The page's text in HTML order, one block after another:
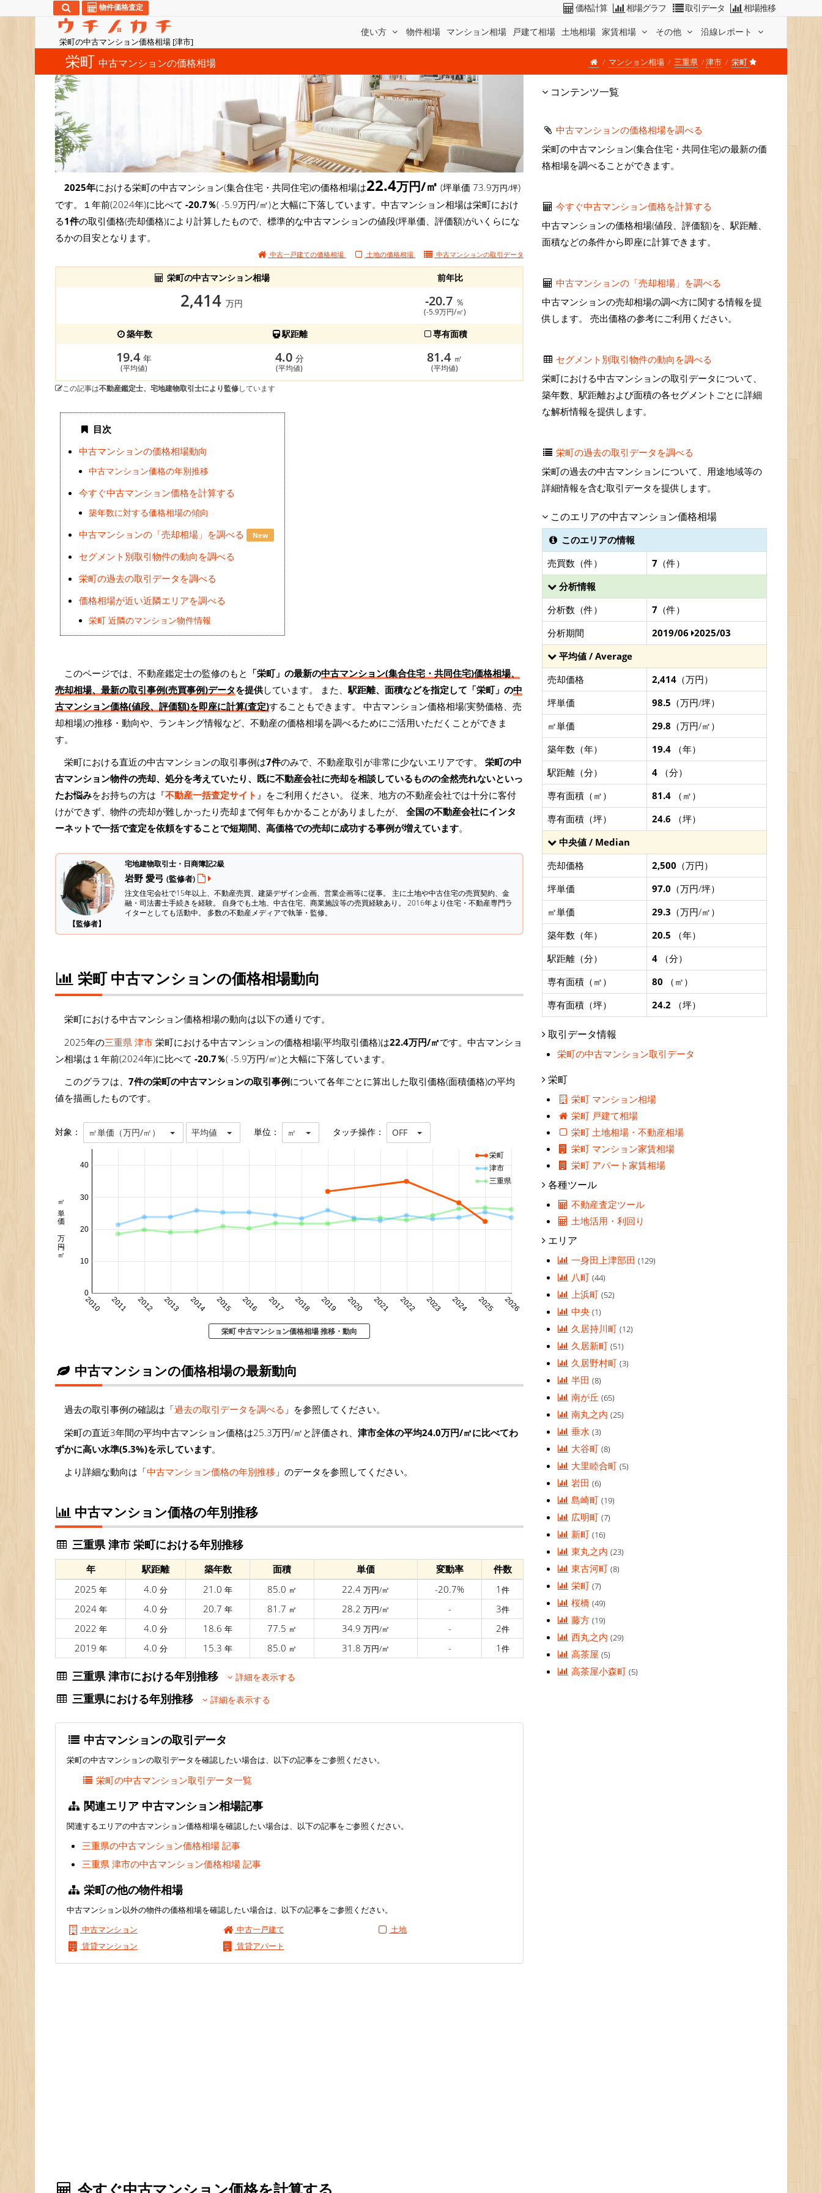
栄町の中古マンション価格相場 [津市]
使い方 物件相場 マンション相場 戸建て相場 土地相場 家賃相場 その他 沿線レポート
物件価格査定 価格計算 相場グラフ 取引データ 相場推移
栄町 中古マンションの価格相場 マンション相場 三重県 津市 栄町
2025年における栄町の中古マンション(集合住宅・共同住宅)の価格相場は22.4万円/㎡ (坪単価 73.9万円/坪)
です。１年前(2024年)に比べて -20.7％( -5.9万円/㎡)と大幅に下落しています。中古マンション相場は栄町におけ
る1件の取引価格(売却価格)により計算したもので、標準的な中古マンションの値段(坪単価、評価額)がいくらにな
るかの目安となります。
中古一戸建ての価格相場 土地の価格相場 中古マンションの取引データ
栄町の中古マンション相場 前年比
2,414 万円 -20.7 ％
(-5.9万円/㎡)
築年数 駅距離 専有面積
19.4 年
(平均値)
4.0 分
(平均値)
81.4 ㎡
(平均値)
この記事は不動産鑑定士、宅地建物取引士により監修しています
目次
中古マンションの価格相場動向
中古マンション価格の年別推移
今すぐ中古マンション価格を計算する
築年数に対する価格相場の傾向
中古マンションの「売却相場」を調べる New
セグメント別取引物件の動向を調べる
栄町の過去の取引データを調べる
価格相場が近い近隣エリアを調べる
栄町 近隣のマンション物件情報
このページでは、不動産鑑定士の監修のもと 「栄町」の最新の中古マンション(集合住宅・共同住宅)価格相場、
売却相場、最新の取引事例(売買事例)データを提供しています。 また、 駅距離、面積などを指定して「栄町」の中
古マンション価格(値段、評価額)を即座に計算(査定)することもできます。 中古マンション価格相場(実勢価格、売
却相場)の推移・動向や、ランキング情報など、不動産の価格相場を調べるためにご活用いただくことができま
す。
栄町における直近の中古マンションの取引事例は7件のみで、不動産取引が非常に少ないエリアです。 栄町の中
古マンション物件の売却、処分を考えていたり、既に不動産会社に売却を相談しているものの全然売れないといっ
たお悩みをお持ちの方は『不動産一括査定サイト 』をご利用ください。 従来、地方の不動産会社では十分に客付
けができず、物件の売却が難しかったり売却まで何年もかかることがありましたが、 全国の不動産会社にインタ
ーネットで一括で査定を依頼をすることで短期間、高価格での売却に成功する事例が増えています。
【監修者】
宅地建物取引士・日商簿記2級
岩野 愛弓 (監修者)
注文住宅会社で15年以上、不動産売買、建築デザイン企画、営業企画等に従事。 主に土地や中古住宅の売買契約、金
融・司法書士手続きを経験。 自身でも土地、中古住宅、商業施設等の売買経験あり。 2016年より住宅・不動産専門ラ
イターとしても活動中。 多数の不動産メディアで執筆・監修。
栄町 中古マンションの価格相場動向
栄町における中古マンション価格相場の動向は以下の通りです。
2025年の三重県 津市 栄町における中古マンションの価格相場(平均取引価格)は22.4万円/㎡です。中古マンショ
ン相場は１年前(2024年)に比べて -20.7％( -5.9万円/㎡)と大幅に下落しています。
このグラフは、 7件の栄町の中古マンションの取引事例について各年ごとに算出した取引価格(面積価格)の平均
値を描画したものです。
対象： ㎡単価（万円/㎡） 平均値 単位： ㎡ タッチ操作： OFF
2010 2011 2012 2013 2014 2015 2016 2017 2018 2019 2020 2021 2022 2023 2024 2025 2026
0
10
20
30
40
㎡単価 万円/㎡
栄町
津市
三重県
栄町 中古マンション価格相場 推移・動向
中古マンションの価格相場の最新動向
過去の取引事例の確認は「過去の取引データを調べる 」を参照してください。
栄町の直近3年間の平均中古マンション価格は25.3万円/㎡と評価され、 津市全体の平均24.0万円/㎡に比べてわ
ずかに高い水準(5.3%)を示しています。
より詳細な動向は「中古マンション価格の年別推移 」のデータを参照してください。
中古マンション価格の年別推移
三重県 津市 栄町における年別推移
年 駅距離 築年数 面積 単価 変動率
件数
2025 年 4.0 分 21.0 年 85.0 ㎡ 22.4 万円/㎡ -20.7% 1 件
2024 年 4.0 分 20.7 年 81.7 ㎡ 28.2 万円/㎡ - 3件
2022 年 4.0 分 18.6 年 77.5 ㎡ 34.9 万円/㎡ - 2件
2019 年 4.0 分 15.3 年 85.0 ㎡ 31.8 万円/㎡ - 1 件
三重県 津市における年別推移 詳細を表示する
三重県における年別推移 詳細を表示する
中古マンションの取引データ
栄町の中古マンションの取引データを確認したい場合は、以下の記事をご参照ください。
栄町の中古マンション取引データ一覧
関連エリア 中古マンション相場記事
関連するエリアの中古マンション価格相場を確認したい場合は、以下の記事をご参照ください。
三重県の中古マンション価格相場 記事
三重県 津市の中古マンション価格相場 記事
栄町の他の物件相場
中古マンション以外の物件の価格相場を確認したい場合は、以下の記事をご参照ください。
中古マンション
中古一戸建て
土地
賃貸マンション
賃貸アパート
コンテンツ一覧
中古マンションの価格相場を調べる
栄町の中古マンション(集合住宅・共同住宅)の最新の価
格相場を調べることができます。
今すぐ中古マンション価格を計算する
中古マンションの価格相場(値段、評価額)を、駅距離、
面積などの条件から即座に計算できます。
中古マンションの「売却相場」を調べる
中古マンションの売却相場の調べ方に関する情報を提
供します。 売出価格の参考にご利用ください。
セグメント別取引物件の動向を調べる
栄町における中古マンションの取引データについて、
築年数、駅距離および面積の各セグメントごとに詳細
な解析情報を提供します。
栄町の過去の取引データを調べる
栄町の過去の中古マンションについて、用途地域等の
詳細情報を含む取引データを提供します。
このエリアの中古マンション価格相場
このエリアの情報
売買数（件）
7 （件）
分析情報
分析数（件）
7 （件）
分析期間
2019/06 2025/03
平均値 / Average
売却価格
2,414 （万円）
坪単価
98.5 （万円/坪）
㎡単価
29.8 （万円/㎡）
築年数（年）
19.4 （年）
駅距離（分）
4 （分）
専有面積（㎡）
81.4 （㎡）
専有面積（坪）
24.6 （坪）
中央値 / Median
売却価格
2,500 （万円）
坪単価
97.0 （万円/坪）
㎡単価
29.3 （万円/㎡）
築年数（年）
20.5 （年）
駅距離（分）
4 （分）
専有面積（㎡）
80 （㎡）
専有面積（坪）
24.2 （坪）
取引データ情報
栄町の中古マンション取引データ
栄町
栄町 マンション相場
栄町 戸建て相場
栄町 土地相場・不動産相場
栄町 マンション家賃相場
栄町 アパート家賃相場
各種ツール
不動産査定ツール
土地活用・利回り
エリア
一身田上津部田(129)
八町(44)
上浜町(52)
中央(1)
久居持川町(12)
久居新町(51)
久居野村町(3)
半田(8)
南が丘(65)
南丸之内(25)
垂水(3)
大谷町(8)
大里睦合町(5)
岩田(6)
島崎町(19)
広明町(7)
新町(16)
東丸之内(23)
東古河町(8)
栄町(7)
桜橋(49)
藤方(19)
西丸之内(29)
高茶屋(5)
高茶屋小森町(5)